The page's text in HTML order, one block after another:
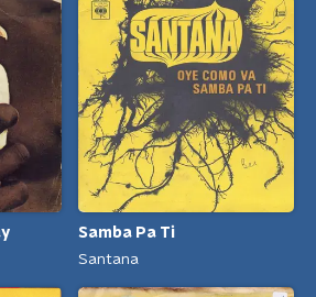
Samba Pa Ti
Santana